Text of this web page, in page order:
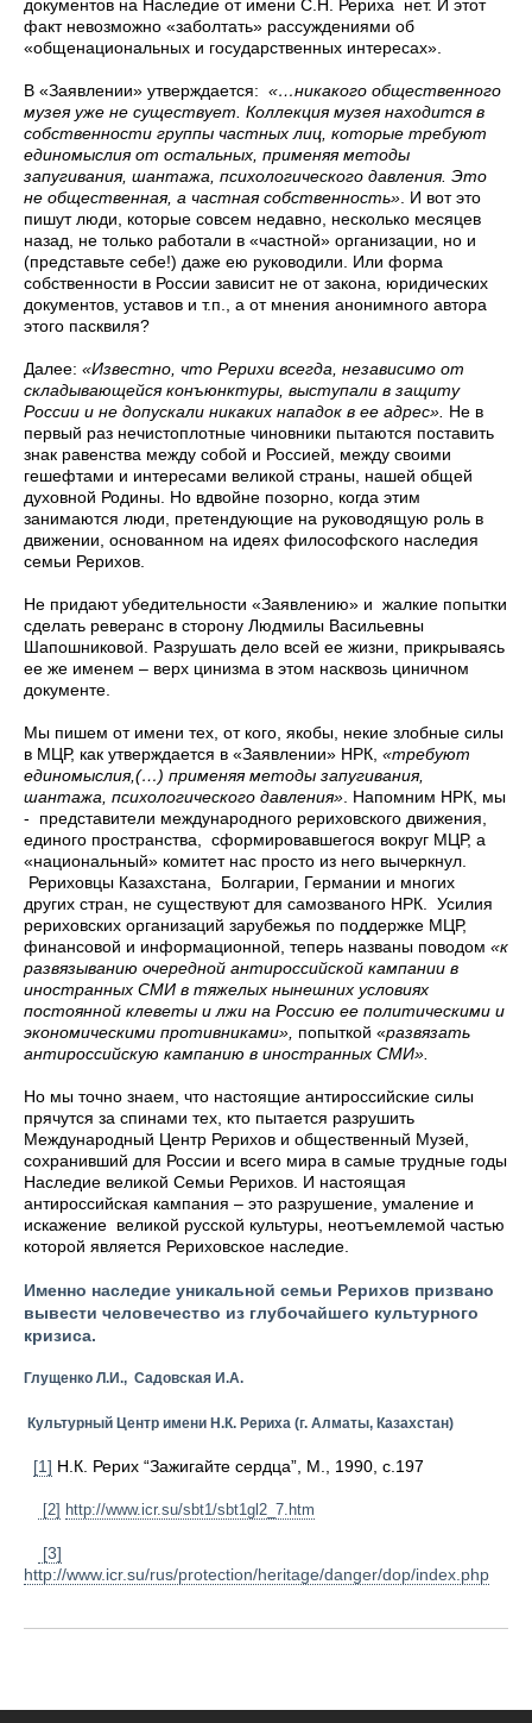
документов на Наследие от имени С.Н. Рериха нет. И этот
факт невозможно «заболтать» рассуждениями об
«общенациональных и государственных интересах».
В «Заявлении» утверждается: «…никакого общественного
музея уже не существует. Коллекция музея находится в
собственности группы частных лиц, которые требуют
единомыслия от остальных, применяя методы
запугивания, шантажа, психологического давления. Это
не общественная, а частная собственность» И вот это
пишут люди, которые совсем недавно, несколько месяцев
назад, не только работали в «частной» организации, но и
(представьте себе!) даже ею руководили. Или форма
собственности в России зависит не от закона, юридических
документов, уставов и т.п., а от мнения анонимного автора
этого пасквиля?
Далее: «Известно, что Рерихи всегда, независимо от
складывающейся конъюнктуры, выступали в защиту
России и не допускали никаких нападок в ее адрес» Не в
первый раз нечистоплотные чиновники пытаются поставить
знак равенства между собой и Россией, между своими
гешефтами и интересами великой страны, нашей общей
духовной Родины. Но вдвойне позорно, когда этим
занимаются люди, претендующие на руководящую роль в
движении, основанном на идеях философского наследия
семьи Рерихов.
Не придают убедительности «Заявлению» и жалкие попытки
сделать реверанс в сторону Людмилы Васильевны
Шапошниковой. Разрушать дело всей ее жизни, прикрываясь
ее же именем – верх цинизма в этом насквозь циничном
документе.
Мы пишем от имени тех, от кого, якобы, некие злобные силы
в МЦР, как утверждается в «Заявлении» НРК, «требуют
единомыслия,(…) применяя методы запугивания,
шантажа, психологического давления» . Напомним НРК, мы
- представители международного рериховского движения,
единого пространства, сформировавшегося вокруг МЦР, а
«национальный» комитет нас просто из него вычеркнул.
Рериховцы Казахстана, Болгарии, Германии и многих
других стран, не существуют для самозваного НРК. Усилия
рериховских организаций зарубежья по поддержке МЦР,
финансовой и информационной, теперь названы поводом «к
развязыванию очередной антироссийской кампании в
иностранных СМИ в тяжелых нынешних условиях
постоянной клеветы и лжи на Россию ее политическими и
экономическими противниками» попыткой «развязать
антироссийскую кампанию в иностранных СМИ»
Но мы точно знаем, что настоящие антироссийские силы
прячутся за спинами тех, кто пытается разрушить
Международный Центр Рерихов и общественный Музей,
сохранивший для России и всего мира в самые трудные годы
Наследие великой Семьи Рерихов. И настоящая
антироссийская кампания – это разрушение, умаление и
искажение великой русской культуры, неотъемлемой частью
которой является Рериховское наследие.
Именно наследие уникальной семьи Рерихов призвано
вывести человечество из глубочайшего культурного
кризиса.
Глущенко Л.И., Садовская И.А.
Культурный Центр имени Н.К. Рериха (г. Алматы, Казахстан)
[1] Н.К. Рерих “Зажигайте сердца”, М., 1990, с.197
[2] http://www.icr.su/sbt1/sbt1gl2_7.htm
[3]
http://www.icr.su/rus/protection/heritage/danger/dop/index.php